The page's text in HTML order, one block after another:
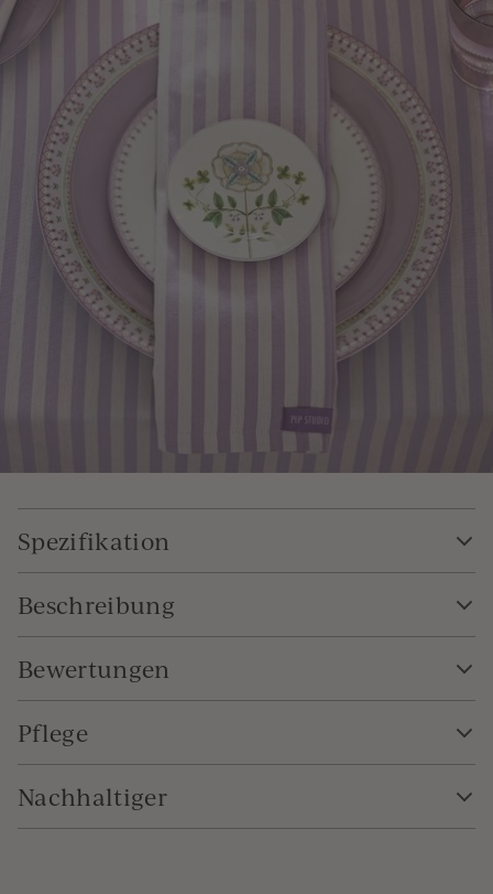
Spezifikation
Beschreibung
Bewertungen
Pflege
Nachhaltiger